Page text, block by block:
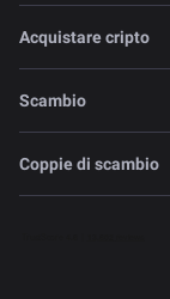
Acquistare cripto
Scambio
Coppie di scambio